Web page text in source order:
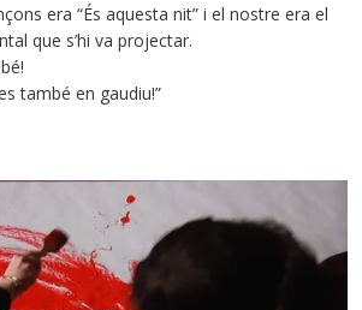
era “És aquesta nit” i el nostre era el
que s’hi va projectar.
també en gaudiu!”